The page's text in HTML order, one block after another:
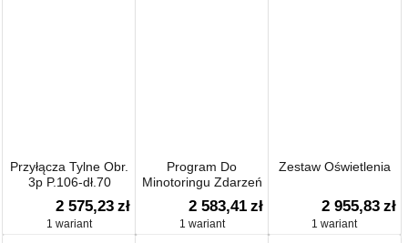
Przyłącza Tylne Obr.
3p P.106-dł.70
2 575,23 zł
1 wariant
Program Do
Minotoringu Zdarzeń
2 583,41 zł
1 wariant
Zestaw Oświetlenia
2 955,83 zł
1 wariant